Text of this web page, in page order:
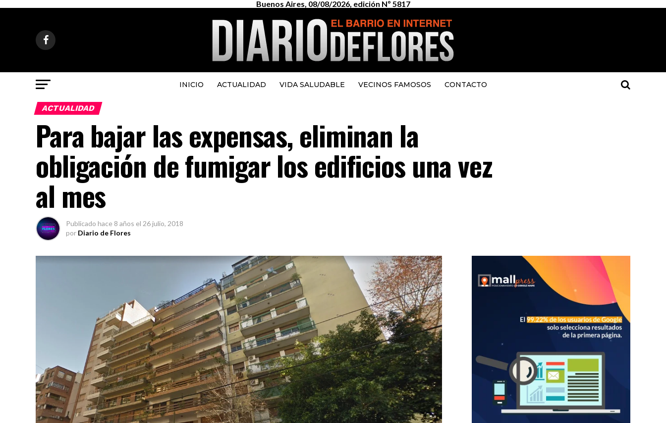
Buenos Aires, 08/08/2026, edición Nº 5817
INICIO ACTUALIDAD VIDA SALUDABLE VECINOS FAMOSOS CONTACTO
ACTUALIDAD
Para bajar las expensas, eliminan la
obligación de fumigar los edificios una vez
al mes
Publicado hace 8 años el 26 julio, 2018
por Diario de Flores